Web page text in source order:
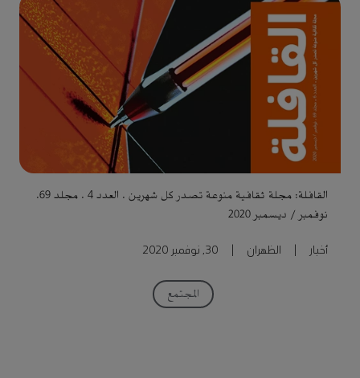
القافلة: مجلة ثقافية منوعة تصدر كل شهرين . العدد 4 . مجلد 69.
نوفمبر / ديسمبر 2020
أخبار الظهران 30, نوفمبر 2020
المجتمع